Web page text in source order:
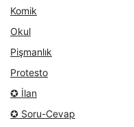
Komik
Okul
Pişmanlık
Protesto
✪ İlan
✪ Soru-Cevap